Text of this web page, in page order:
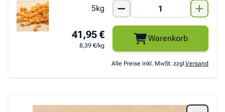
5kg
41,95 €
8,39 €/kg
Warenkorb
Alle Preise inkl. MwSt. zzgl.Versand